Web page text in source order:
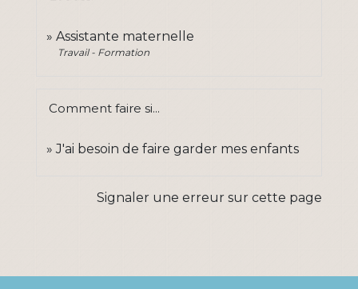
Assistante maternelle
Travail - Formation
Comment faire si...
J'ai besoin de faire garder mes enfants
Signaler une erreur sur cette page